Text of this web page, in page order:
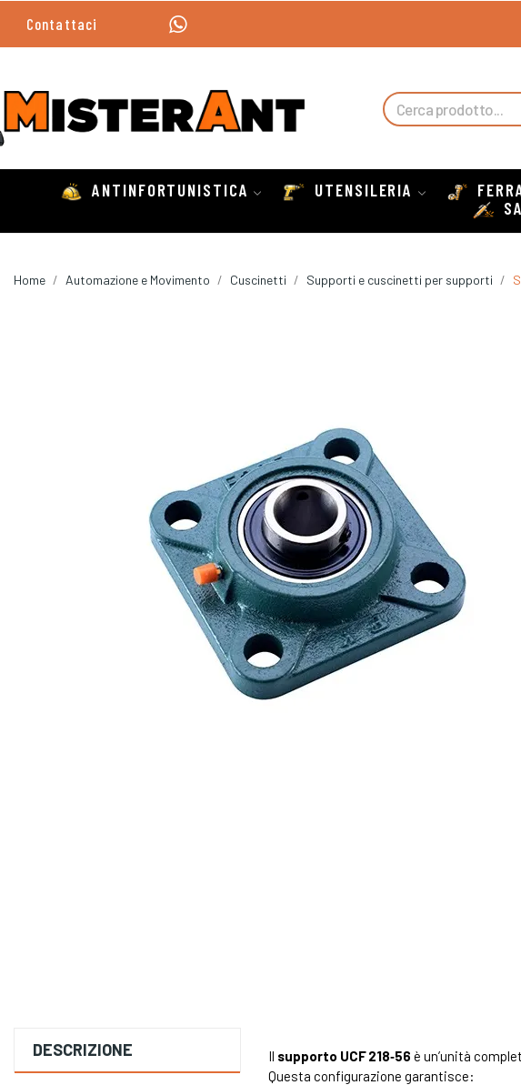
Contattaci
ANTINFORTUNISTICA UTENSILERIA
Home Automazione e Movimento Cuscinetti Supporti e cuscinetti per supporti
DESCRIZIONE Il supporto UCF 218‑56 è un’unità
Questa configurazione garantisce: